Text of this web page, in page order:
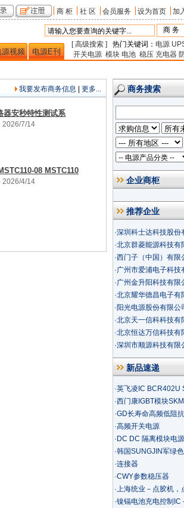
商 柜 社 区 会员服务 设为首页 加
[ 高级搜索 ] 热门关键词： 电源
开关电源 模块 电池 稳压 充电器
源视频 电源E刊
我要发布商务信息 更多...
器安秒特性测试系
2026/7/14
08 MSTC110
2026/4/14
商务搜索
企业商柜
推荐企业
·深圳科士达科技股份
·北京群菱能源科技有
·西门子（中国）有限
·广州市爱浦电子科技
·广州金升阳科技有限
·北京耀华德昌电子有
·阳光电源股份有限公
·北京天一信科科技有
·北京恒达万信科技有
·深圳市顺源科技有限
新品速递
·英飞凌IC BCR402U
·西门康IGBT模块
·GD长寿命高频低阻
·高频开关电源
· DC DC 隔离模块电源
·韩国SUNGJIN军绿色
·连接器
·CWY参数稳压器
·上海统业－点胶机，
·镍镉电池充电控制IC